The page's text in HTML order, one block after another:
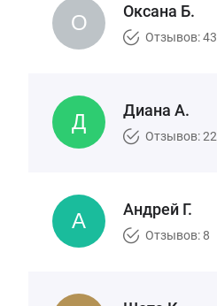
Оксана Б.
Отзывов: 43
Диана А.
Отзывов: 22
Андрей Г.
Отзывов: 8